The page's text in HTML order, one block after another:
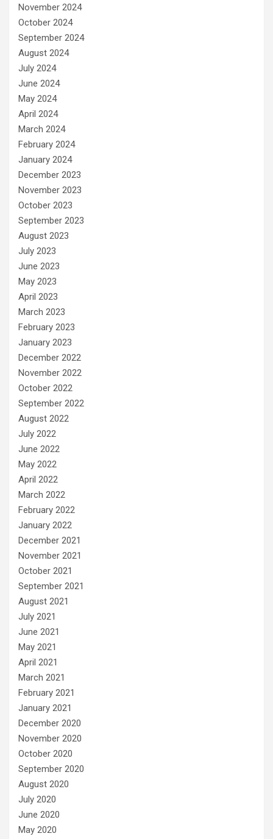
November 2024
October 2024
September 2024
August 2024
July 2024
June 2024
May 2024
April 2024
March 2024
February 2024
January 2024
December 2023
November 2023
October 2023
September 2023
August 2023
July 2023
June 2023
May 2023
April 2023
March 2023
February 2023
January 2023
December 2022
November 2022
October 2022
September 2022
August 2022
July 2022
June 2022
May 2022
April 2022
March 2022
February 2022
January 2022
December 2021
November 2021
October 2021
September 2021
August 2021
July 2021
June 2021
May 2021
April 2021
March 2021
February 2021
January 2021
December 2020
November 2020
October 2020
September 2020
August 2020
July 2020
June 2020
May 2020